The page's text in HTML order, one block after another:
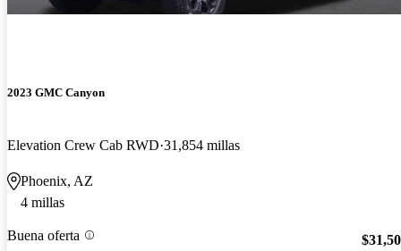
2023 GMC Canyon
Elevation Crew Cab RWD 31,854 millas
Phoenix, AZ
4 millas
Buena oferta